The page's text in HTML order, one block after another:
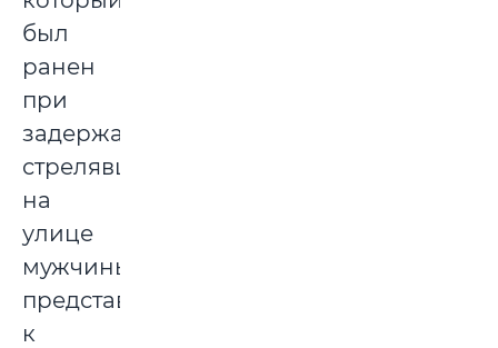
был
ранен
при
задержании
стрелявшего
на
улице
мужчины,
представят
к